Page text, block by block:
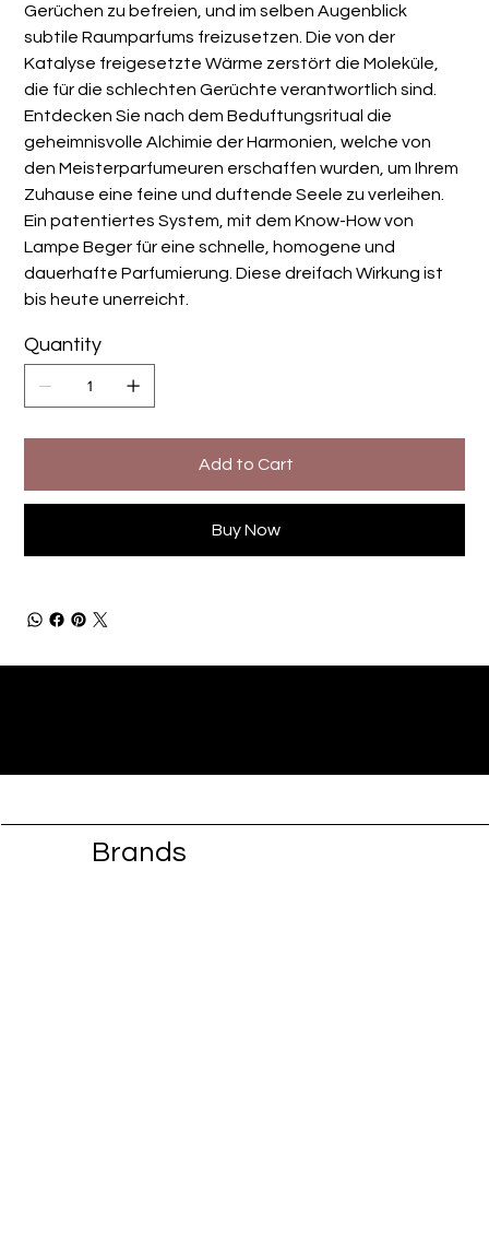
Gerüchen zu befreien, und im selben Augenblick
subtile Raumparfums freizusetzen. Die von der
Katalyse freigesetzte Wärme zerstört die Moleküle,
die für die schlechten Gerüchte verantwortlich sind.
Entdecken Sie nach dem Beduftungsritual die
geheimnisvolle Alchimie der Harmonien, welche von
den Meisterparfumeuren erschaffen wurden, um Ihrem
Zuhause eine feine und duftende Seele zu verleihen.
Ein patentiertes System, mit dem Know-How von
Lampe Beger für eine schnelle, homogene und
dauerhafte Parfumierung. Diese dreifach Wirkung ist
bis heute unerreicht.
Quantity
Add to Cart
Buy Now
Brands